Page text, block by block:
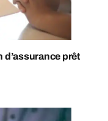
d’assurance prêt